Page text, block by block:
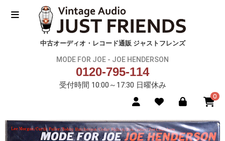
中古オーディオ・レコード通販 ジャストフレンズ
MODE FOR JOE - JOE HENDERSON
0120-795-114
受付時間 10:00～17:30 日曜休み
0